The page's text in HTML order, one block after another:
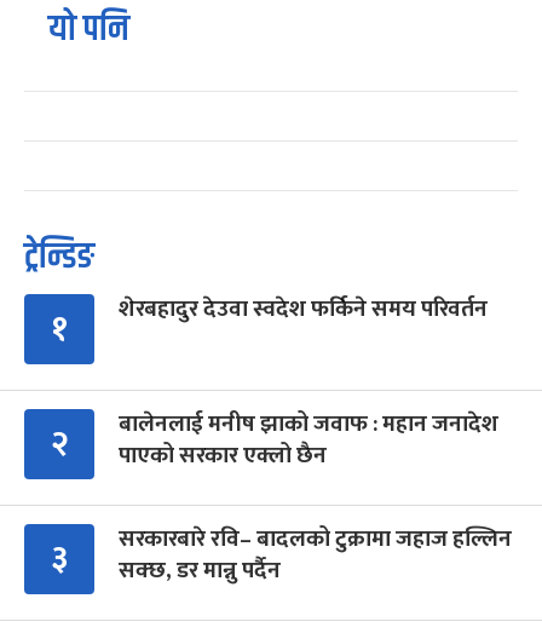
यो पनि
ट्रेन्डिङ
१ शेरबहादुर देउवा स्वदेश फर्किने समय परिवर्तन
२
बालेनलाई मनीष झाको जवाफ : महान जनादेश
पाएको सरकार एक्लो छैन
३
सरकारबारे रवि– बादलको टुक्रामा जहाज हल्लिन
सक्छ, डर मान्नु पर्दैन